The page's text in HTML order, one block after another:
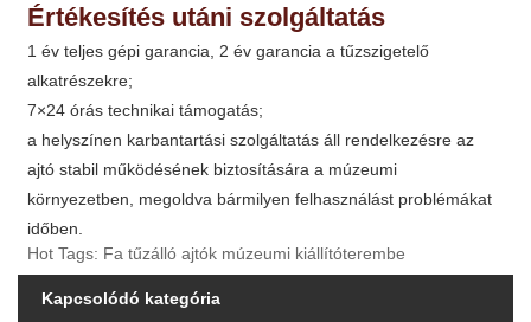
Értékesítés utáni szolgáltatás
1 év teljes gépi garancia, 2 év garancia a tűzszigetelő
alkatrészekre;
7×24 órás technikai támogatás;
a helyszínen karbantartási szolgáltatás áll rendelkezésre az
ajtó stabil működésének biztosítására a múzeumi
környezetben, megoldva bármilyen felhasználást problémákat
időben.
Hot Tags: Fa tűzálló ajtók múzeumi kiállítóterembe
Kapcsolódó kategória